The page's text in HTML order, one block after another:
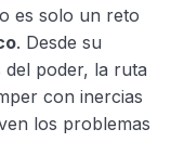
es solo un reto
. Desde su
del poder, la ruta
con inercias
los problemas